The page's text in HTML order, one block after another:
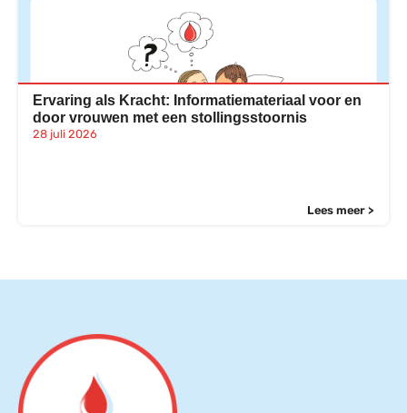
Ervaring als Kracht: Informatiemateriaal voor en
door vrouwen met een stollingsstoornis
28 juli 2026
Lees meer >